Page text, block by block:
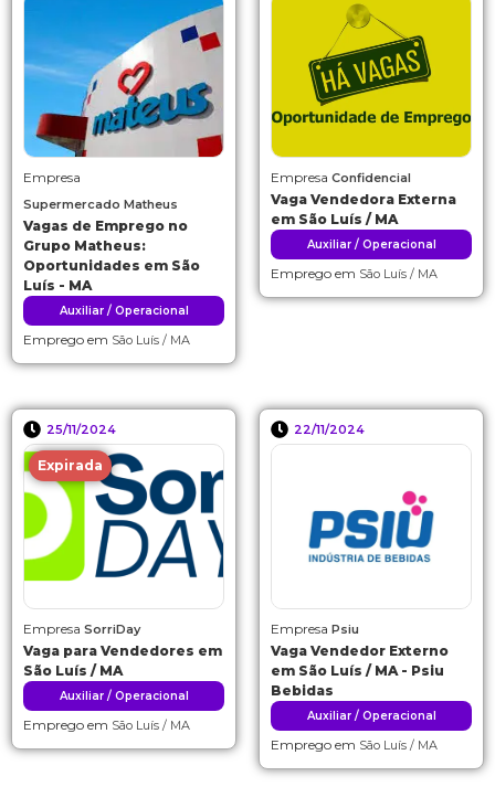
Empresa
Supermercado Matheus
Vagas de Emprego no
Grupo Matheus:
Oportunidades em São
Luís - MA
Auxiliar / Operacional
Emprego em São Luís / MA
Empresa Confidencial
Vaga Vendedora Externa
em São Luís / MA
Auxiliar / Operacional
Emprego em São Luís / MA
25/11/2024
Expirada
Empresa SorriDay
Vaga para Vendedores em
São Luís / MA
Auxiliar / Operacional
Emprego em São Luís / MA
22/11/2024
Empresa Psiu
Vaga Vendedor Externo
em São Luís / MA - Psiu
Bebidas
Auxiliar / Operacional
Emprego em São Luís / MA